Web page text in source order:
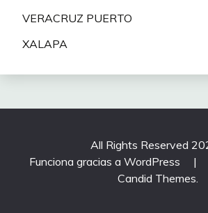
VERACRUZ PUERTO
XALAPA
All Rights Reserved
Funciona gracias a WordPress
|
Candid Themes